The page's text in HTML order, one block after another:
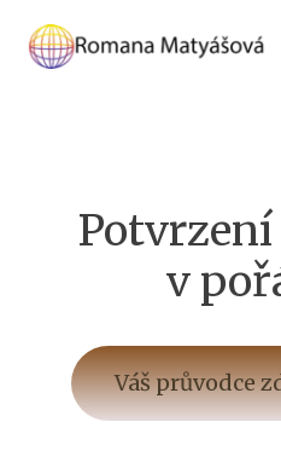
v
Váš průvodce